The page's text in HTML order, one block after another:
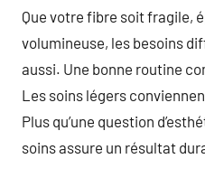
Que votre fibre soit fragile,
volumineuse, les besoins
aussi. Une bonne routine
Les soins légers
Plus qu’une question
soins assure un résultat